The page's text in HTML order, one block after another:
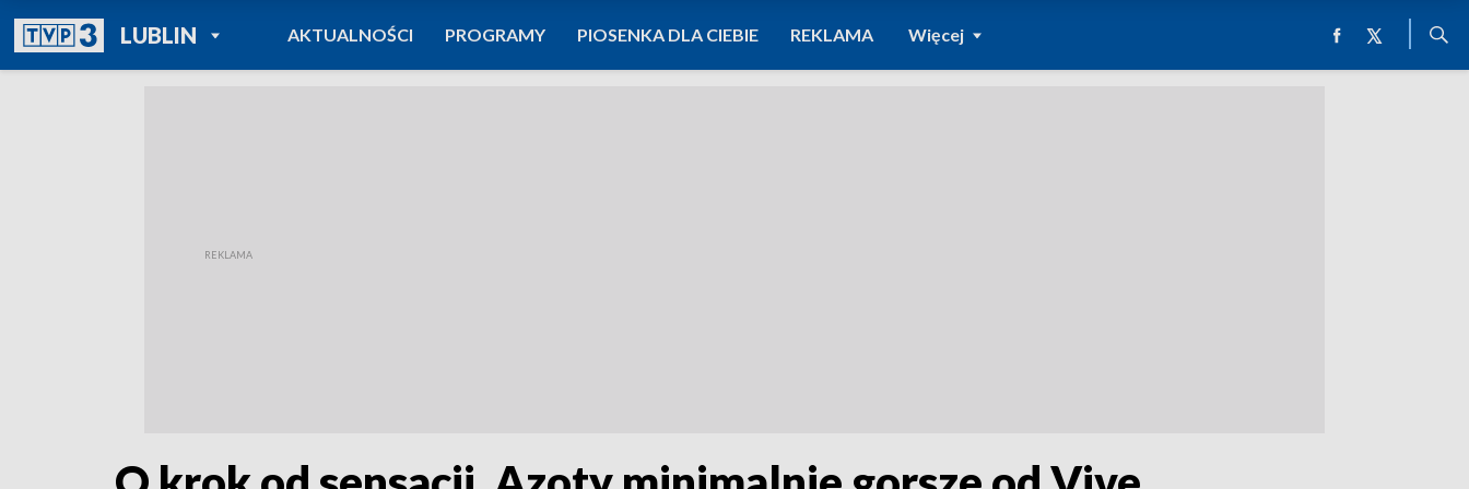
LUBLINPOWRÓT DO
TVP REGIONY
AKTUALNOŚCI PROGRAMY PIOSENKA DLA CIEBIE REKLAMA Więcej